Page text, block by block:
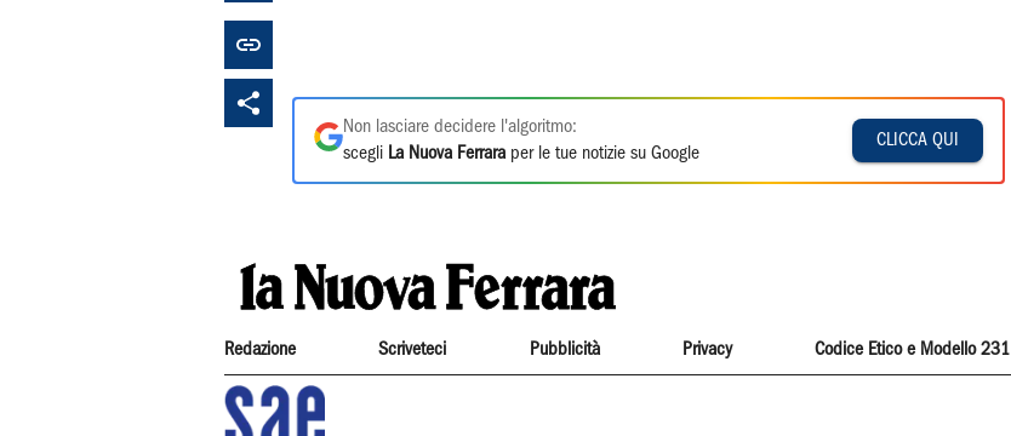
Non lasciare decidere l'algoritmo:
scegli La Nuova Ferrara per le tue notizie su Google
CLICCA QUI
Redazione Scriveteci Pubblicità Privacy Codice Etico e Modello 231